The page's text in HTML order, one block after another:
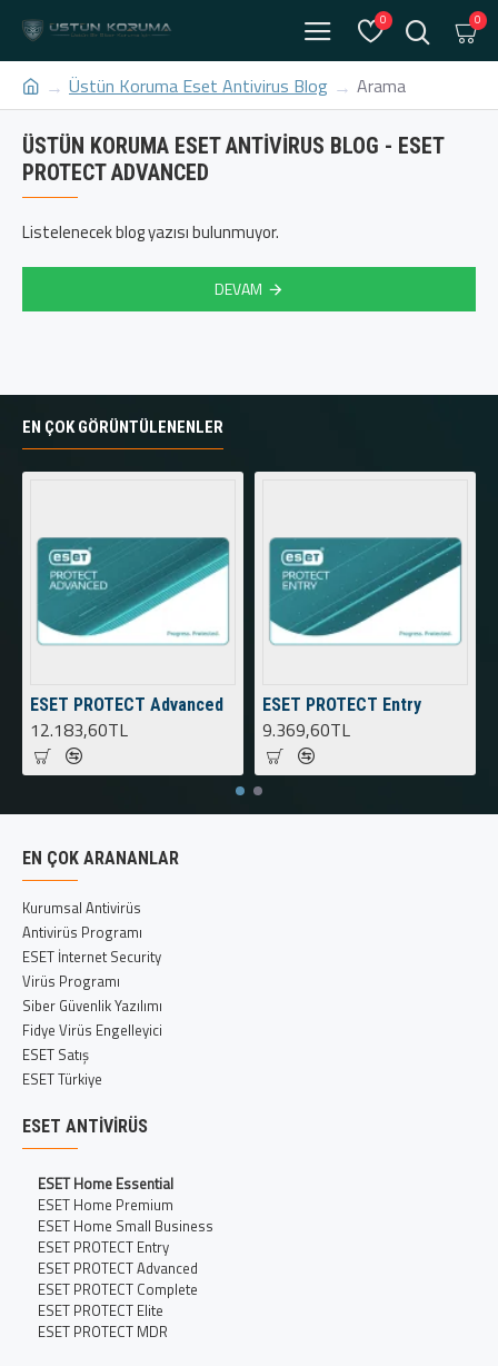
0 0
Üstün Koruma Eset Antivirus Blog Arama
ÜSTÜN KORUMA ESET ANTIVIRUS BLOG - ESET
PROTECT ADVANCED
Listelenecek blog yazısı bulunmuyor.
DEVAM
EN ÇOK GÖRÜNTÜLENENLER
ESET PROTECT Advanced
12.183,60TL
ESET PROTECT Entry
9.369,60TL
EN ÇOK ARANANLAR
Kurumsal Antivirüs
Antivirüs Programı
ESET İnternet Security
Virüs Programı
Siber Güvenlik Yazılımı
Fidye Virüs Engelleyici
ESET Satış
ESET Türkiye
ESET ANTIVIRÜS
ESET Home Essential
ESET Home Premium
ESET Home Small Business
ESET PROTECT Entry
ESET PROTECT Advanced
ESET PROTECT Complete
ESET PROTECT Elite
ESET PROTECT MDR